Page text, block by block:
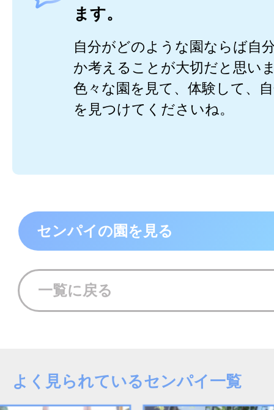
ます。
自分がどのような園ならば自
か考えることが大切だと思い
色々な園を見て、体験して、
を見つけてくださいね。
センパイの園を見る
一覧に戻る
よく見られているセンパイ一覧